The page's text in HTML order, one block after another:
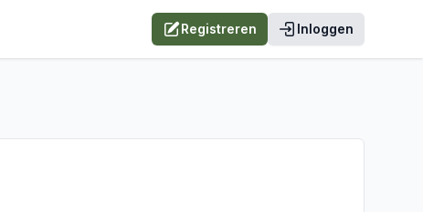
Registreren Inloggen